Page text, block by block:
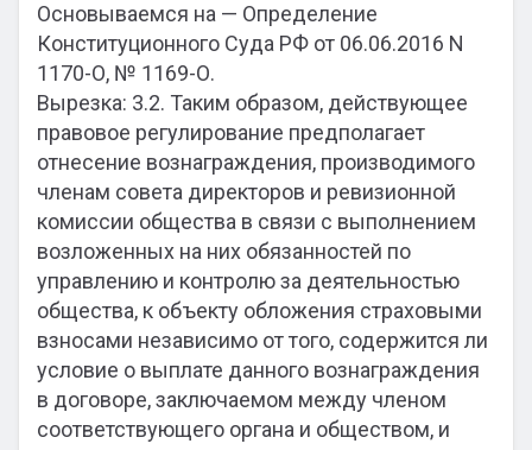
Основываемся на — Определение
Конституционного Суда РФ от 06.06.2016 N
1170-О, № 1169-О.
Вырезка: 3.2. Таким образом, действующее
правовое регулирование предполагает
отнесение вознаграждения, производимого
членам совета директоров и ревизионной
комиссии общества в связи с выполнением
возложенных на них обязанностей по
управлению и контролю за деятельностью
общества, к объекту обложения страховыми
взносами независимо от того, содержится ли
условие о выплате данного вознаграждения
в договоре, заключаемом между членом
соответствующего органа и обществом, и